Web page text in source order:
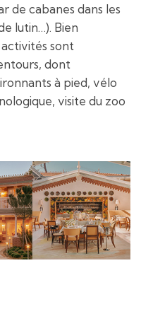
de cabanes dans les
lutin…). Bien
sont
dont
à pied, vélo
visite du zoo